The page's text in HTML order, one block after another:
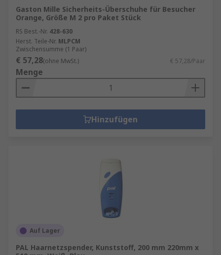
Gaston Mille Sicherheits-Überschuhe für Besucher
Orange, Größe M 2 pro Paket Stück
RS Best.-Nr. 428-630
Herst. Teile-Nr. MLPCM
Zwischensumme (1 Paar)
€ 57,28(ohne MwSt.) € 57,28/Paar
Menge
Hinzufügen
Auf Lager
PAL Haarnetzspender, Kunststoff, 200 mm 220mm x